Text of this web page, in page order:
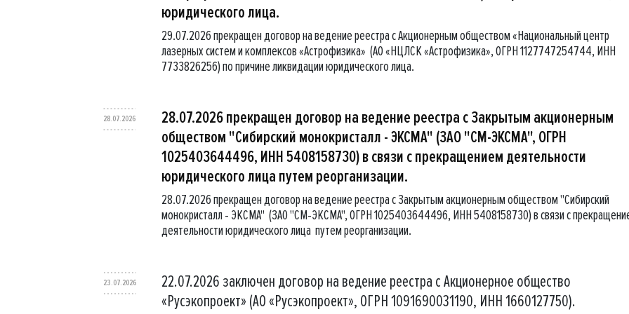
юридического лица.
29.07.2026 прекращен договор на ведение реестра с Акционерным обществом «Национальный центр
лазерных систем и комплексов «Астрофизика» (АО «НЦЛСК «Астрофизика», ОГРН 1127747254744, ИНН
7733826256) по причине ликвидации юридического лица.
28.07.2026
28.07.2026 прекращен договор на ведение реестра с Закрытым акционерным
обществом "Сибирский монокристалл - ЭКСМА" (ЗАО "СМ-ЭКСМА", ОГРН
1025403644496, ИНН 5408158730) в связи с прекращением деятельности
юридического лица путем реорганизации.
28.07.2026 прекращен договор на ведение реестра с Закрытым акционерным обществом "Сибирский
монокристалл - ЭКСМА" (ЗАО "СМ-ЭКСМА", ОГРН 1025403644496, ИНН 5408158730) в связи с
деятельности юридического лица путем реорганизации.
23.07.2026
22.07.2026 заключен договор на ведение реестра с Акционерное общество
«Русэкопроект» (АО «Русэкопроект», ОГРН 1091690031190, ИНН 1660127750).